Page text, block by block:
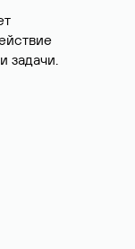
задачи.